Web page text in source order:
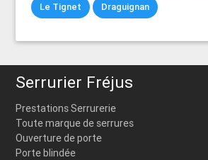
Le Tignet Draguignan
Serrurier Fréjus
Prestations Serrurerie
Toute marque de serrures
Ouverture de porte
Porte blindée